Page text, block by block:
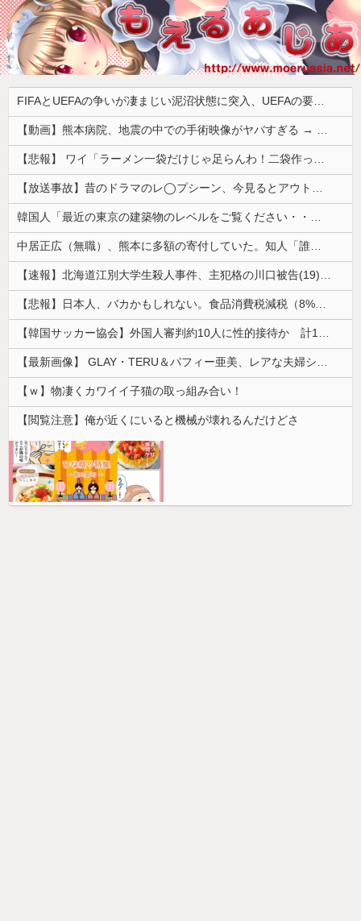
FIFAとUEFAの争いが凄まじい泥沼状態に突入、UEFAの要求を呑んだFIFAだったがUEFA側は強硬姿勢を崩さず……
【動画】熊本病院、地震の中での手術映像がヤバすぎる → 医療機器が飛び交う激震の中で患者を全身で庇う医師らの咄嗟の行動に世界中から絶賛の嵐
【悲報】 ワイ「ラーメン一袋だけじゃ足らんわ！二袋作ったろ！」→結果ｗｗｗ
【放送事故】昔のドラマのレ◯プシーン、今見るとアウトすぎる・・・
韓国人「最近の東京の建築物のレベルをご覧ください・・・」
中居正広（無職）、熊本に多額の寄付していた。知人「誰にも知られなくてもいい、と公表してない」
【速報】北海道江別大学生殺人事件、主犯格の川口被告(19)に無期懲役の判決
【悲報】日本人、バカかもしれない。食品消費税減税（8%→1%）に93.2%の国民が賛成してしまう
【韓国サッカー協会】外国人審判約10人に性的接待か 計1496回、約2億ウォン（約2200万円）
【最新画像】 GLAY・TERU＆パフィー亜美、レアな夫婦ショットを公開してしまう！
【ｗ】物凄くカワイイ子猫の取っ組み合い！
【閲覧注意】俺が近くにいると機械が壊れるんだけどさ